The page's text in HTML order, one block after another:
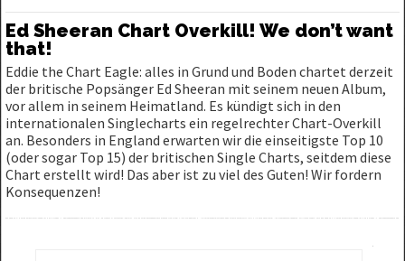
Ed Sheeran Chart Overkill! We don’t want
that!
Eddie the Chart Eagle: alles in Grund und Boden chartet derzeit
der britische Popsänger Ed Sheeran mit seinem neuen Album,
vor allem in seinem Heimatland. Es kündigt sich in den
internationalen Singlecharts ein regelrechter Chart-Overkill
an. Besonders in England erwarten wir die einseitigste Top 10
(oder sogar Top 15) der britischen Single Charts, seitdem diese
Chart erstellt wird! Das aber ist zu viel des Guten! Wir fordern
Konsequenzen!